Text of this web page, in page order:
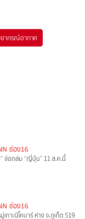
ากรณ์อากาศ
ช่อง16
จ่อถล่ม “ญี่ปุ่น” 11 ส.ค.นี้
ช่อง16
เกาะนิโคบาร์ ห่าง จ.ภูเก็ต 519